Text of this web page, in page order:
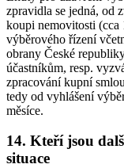
zpravidla se jedná, od
koupi nemovitosti (cca
výběrového řízení
obrany České
účastníkům, resp.
zpracování kupní
tedy od vyhlášení
měsíce.
14. Kteří jsou
situace